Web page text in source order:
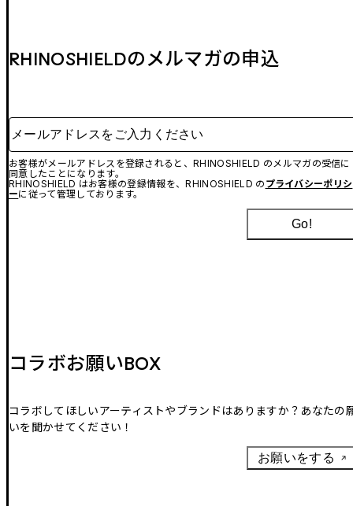
RHINOSHIELDのメルマガの申込
メールアドレスをご入力ください
お客様がメールアドレスを登録されると、RHINOSHIELD のメルマガの受信に
同意したことになります。
RHINOSHIELD はお客様の登録情報を、RHINOSHIELD の プライバシーポリシ
ーに従って管理しております。
Go!
コラボお願いBOX
コラボしてほしいアーティストやブランドはありますか？あなたの
いを聞かせてください！
お願いをする